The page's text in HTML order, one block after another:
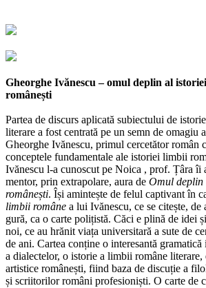
Gheorghe Ivănescu – omul deplin al
românești
Partea de discurs aplicată subiectului de
literare a fost centrată pe un semn de omagiu
Gheorghe Ivănescu, primul cercetător român
conceptele fundamentale ale istoriei limbii
Ivănescu l-a cunoscut pe Noica , prof. Țâra
mentor, prin extrapolare, aura de Omul
românești. Își amintește de felul captivant în
limbii române a lui Ivănescu, ce se citește, de
gură, ca o carte polițistă. Căci e plină de idei
noi, ce au hrănit viața universitară a sute de
de ani. Cartea conține o interesantă
a dialectelor, o istorie a limbii române
artistice românești, fiind baza de discuție a
și scriitorilor români profesioniști. O carte de